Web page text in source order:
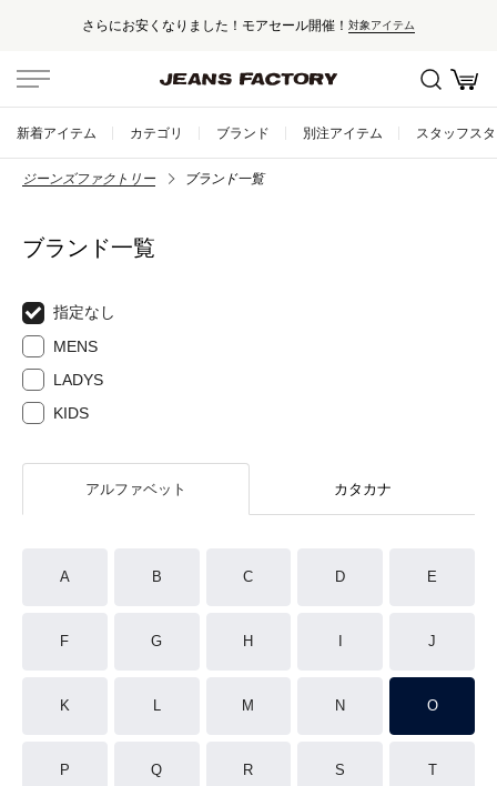
さらにお安くなりました！モアセール開催！ 対象アイテム
新着アイテム カテゴリ ブランド 別注アイテム スタッフス
ジーンズファクトリー ブランド一覧
ブランド一覧
指定なし
MENS
LADYS
KIDS
アルファベット カタカナ
A B C D E
F G H J
K L M N O
P Q R S T